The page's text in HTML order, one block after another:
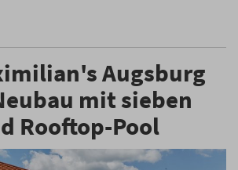
Augsburg
mit sieben
Rooftop-Pool